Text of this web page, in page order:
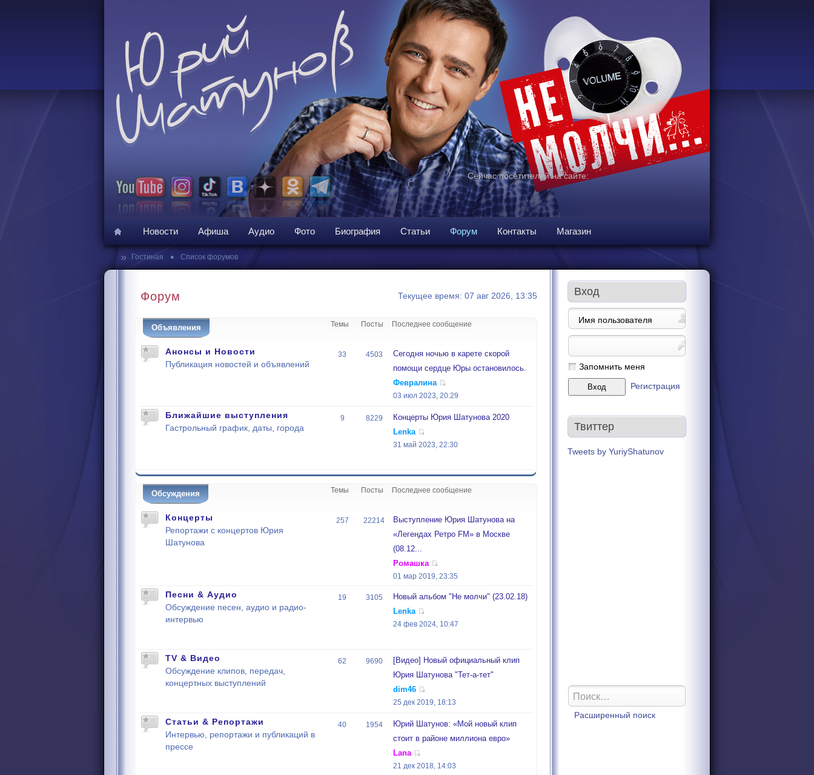
Сейчас посетителей на сайте:
Новости Афиша Аудио Фото Биография Статьи Форум Контакты Магазин
» Гостиная • Список форумов
Форум Текущее время: 07 авг 2026, 13:35
Объявления Темы Посты Последнее сообщение
Анонсы и Новости
Публикация новостей и объявлений
33 4503
Сегодня ночью в карете скорой
помощи сердце Юры остановилось.
Февралина
03 июл 2023, 20:29
Ближайшие выступления
Гастрольный график, даты, города
9 8229
Концерты Юрия Шатунова 2020
Lenka
31 май 2023, 22:30
Обсуждения Темы Посты Последнее сообщение
Концерты
Репортажи с концертов Юрия
Шатунова
257 22214
Выступление Юрия Шатунова на
«Легендах Ретро FM» в Москве
(08.12...
Ромашка
01 мар 2019, 23:35
Песни & Аудио
Обсуждение песен, аудио и радио-
интервью
19 3105
Новый альбом "Не молчи" (23.02.18)
Lenka
24 фев 2024, 10:47
TV & Видео
Обсуждение клипов, передач,
концертных выступлений
62 9690
[Видео] Новый официальный клип
Юрия Шатунова "Тет-а-тет"
dim46
25 дек 2019, 18:13
Статьи & Репортажи
Интервью, репортажи и публикаций в
прессе
40 1954
Юрий Шатунов: «Мой новый клип
стоит в районе миллиона евро»
Lana
21 дек 2018, 14:03
Вход
Запомнить меня
Регистрация
Твиттер
Tweets by YuriyShatunov
Расширенный поиск